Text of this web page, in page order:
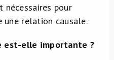
nécessaires pour
relation causale.
est-elle importante ?